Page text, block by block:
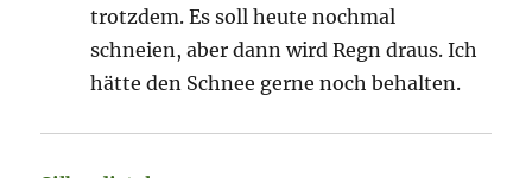
trotzdem. Es soll heute nochmal
schneien, aber dann wird Regn draus. Ich
hätte den Schnee gerne noch behalten.